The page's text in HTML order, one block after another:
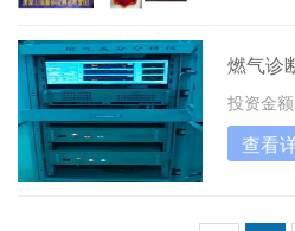
燃气诊
投资金
查看